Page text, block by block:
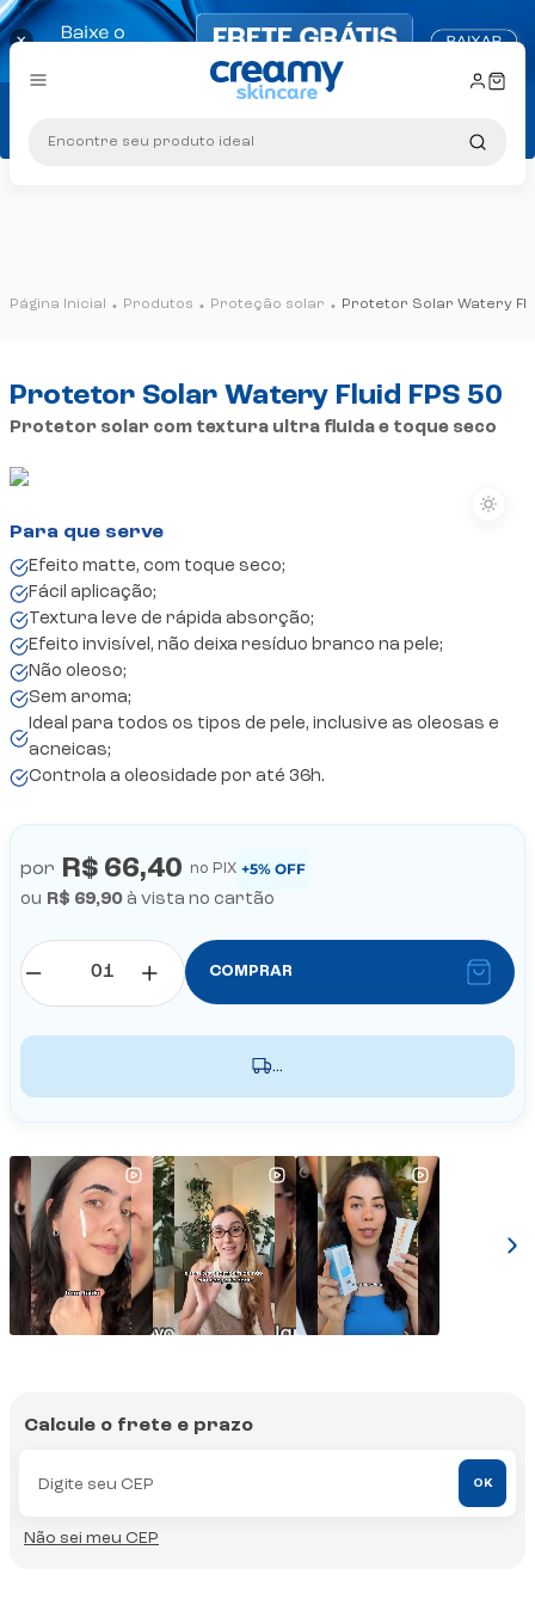
× 10% OFF na primeira compra: Cupom
Ganhe +5% OFF no PIX!
10% OFF na primeira compra: Cupom
Encontre seu produto ideal
Produtos Proteção solar Protetor Solar Watery
Protetor Solar Watery Fluid FPS 50
Protetor solar com textura ultra fluida e toque seco
Efeito matte, com toque seco;
Fácil aplicação;
Textura leve de rápida absorção;
Efeito invisível, não deixa resíduo branco na pele;
Não oleoso;
Sem aroma;
Ideal para todos os tipos de pele, inclusive as oleosas e
acneicas;
Controla a oleosidade por até 36h.
por R$ 66,40 no PIX +5% OFF
ou R$ 69,90 à vista no cartão
COMPRAR
...
Calcule o frete e prazo
OK
Não sei meu CEP